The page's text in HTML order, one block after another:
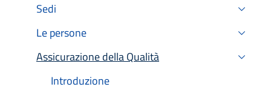
Sedi
Le persone
Assicurazione della Qualità
Active
Introduzione